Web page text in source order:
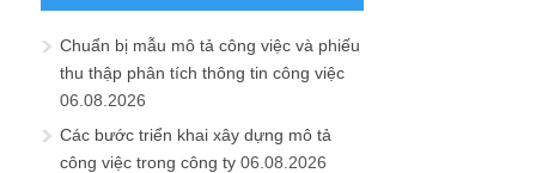
Chuẩn bị mẫu mô tả công việc và phiếu
thu thập phân tích thông tin công việc
06.08.2026
Các bước triển khai xây dựng mô tả
công việc trong công ty 06.08.2026